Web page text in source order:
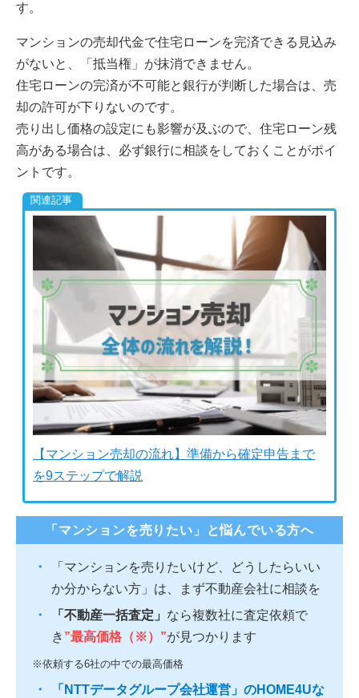
す。
マンションの売却代金で住宅ローンを完済できる見込み
がないと、「抵当権」が抹消できません。
住宅ローンの完済が不可能と銀行が判断した場合は、売
却の許可が下りないのです。
売り出し価格の設定にも影響が及ぶので、住宅ローン残
高がある場合は、必ず銀行に相談をしておくことがポイ
ントです。
【マンション売却の流れ】準備から確定申告まで
を9ステップで解説
「マンションを売りたい」と悩んでいる方へ
「マンションを売りたいけど、どうしたらいい
か分からない方」は、まず不動産会社に相談を
「不動産一括査定」 なら複数社に査定依頼で
き ”最高価格（※）”が見つかります
※依頼する6社の中での最高価格
「NTTデータグループ会社運営」のHOME4Uな